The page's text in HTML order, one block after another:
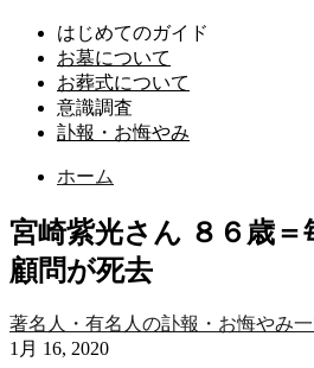
はじめてのガイド
お墓について
お葬式について
意識調査
訃報・お悔やみ
ホーム
宮崎紫光さん ８６歳＝
顧問が死去
著名人・有名人の訃報・お悔やみ
1月 16, 2020